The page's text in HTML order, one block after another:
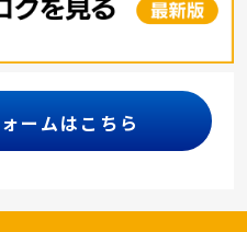
ームはこちら